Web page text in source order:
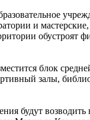
и
обустроят
блок
залы,
будут возводить